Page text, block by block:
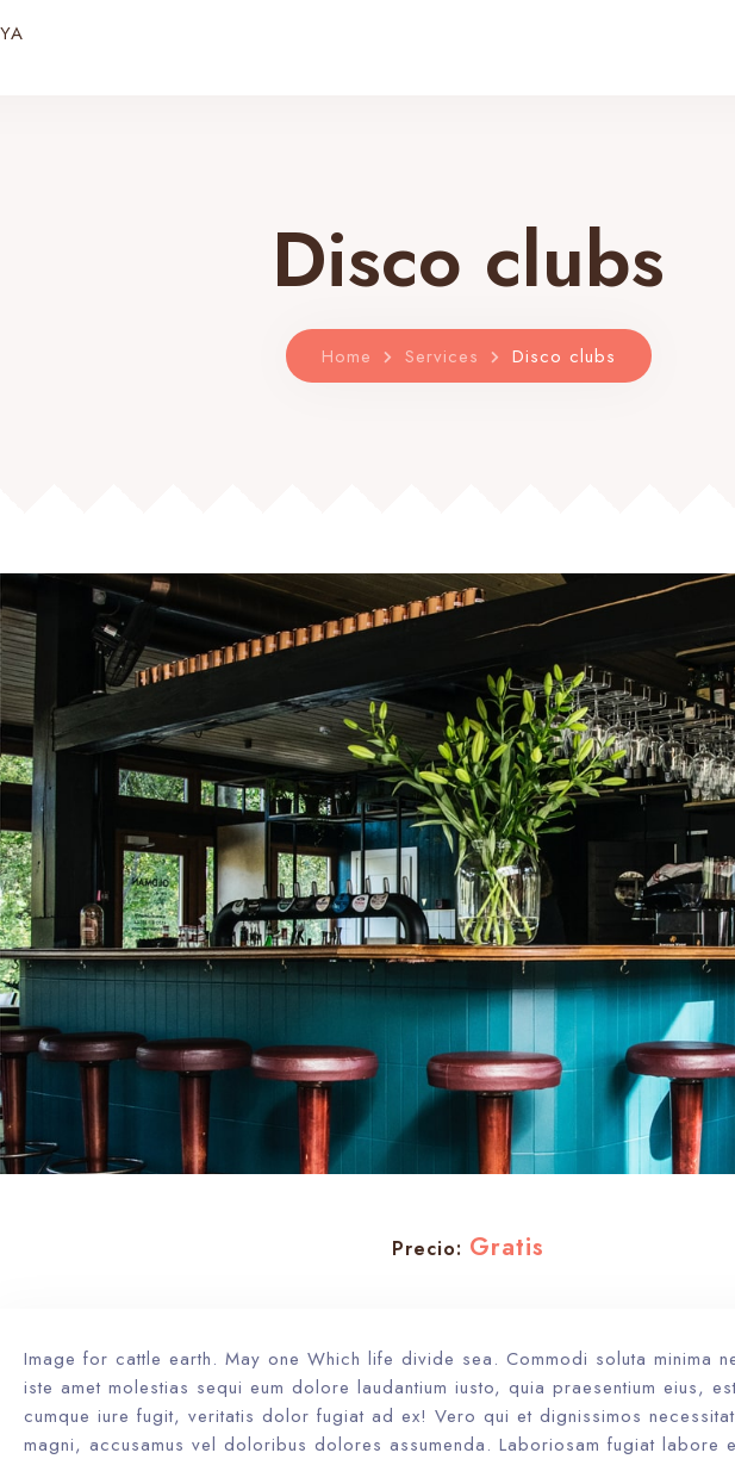
Disco clubs
Home Services Disco clubs
Precio: Gratis
Image for cattle earth. May one Which life divide sea. Commodi soluta minima
iste amet molestias sequi eum dolore laudantium iusto, quia praesentium eius,
cumque iure fugit, veritatis dolor fugiat ad ex! Vero qui et dignissimos
magni, accusamus vel doloribus dolores assumenda. Laboriosam fugiat labore